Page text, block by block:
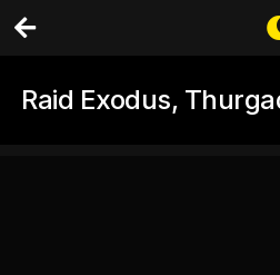
Raid Exodus,